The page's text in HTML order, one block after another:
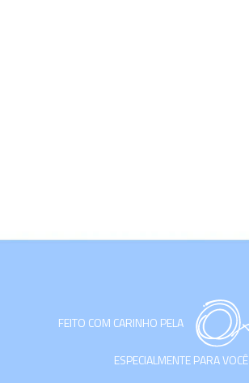
FEITO COM CARINHO PELA
ESPECIALMENTE PARA VOCÊ